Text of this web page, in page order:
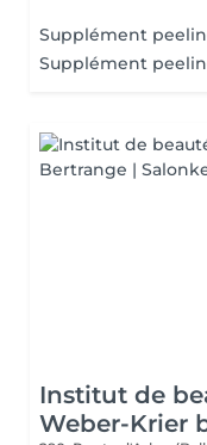
Supplément
Supplément
Institut de
Weber-Krier